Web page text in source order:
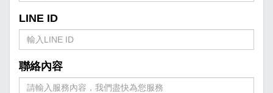
LINE ID
聯絡內容